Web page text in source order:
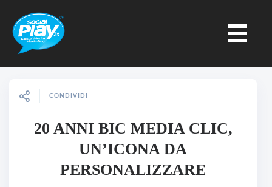
CONDIVIDI
20 ANNI BIC MEDIA CLIC,
UN’ICONA DA
PERSONALIZZARE